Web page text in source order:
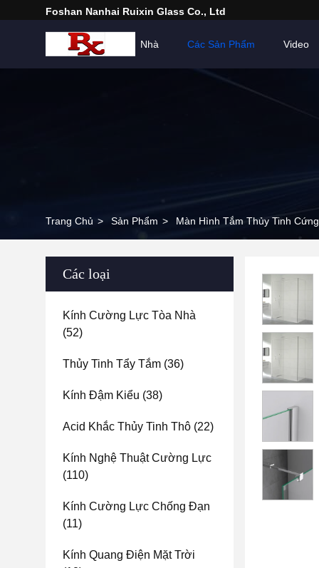
Foshan Nanhai Ruixin Glass Co., Ltd
Nhà Các Sản Phẩm Video
Trang Chủ > Sản Phẩm > Màn Hình Tắm Thủy Tinh Cứng
Các loại
Kính Cường Lực Tòa Nhà
(52)
Thủy Tinh Tẩy Tắm (36)
Kính Đậm Kiểu (38)
Acid Khắc Thủy Tinh Thô (22)
Kính Nghệ Thuật Cường Lực
(110)
Kính Cường Lực Chống Đạn
(11)
Kính Quang Điện Mặt Trời